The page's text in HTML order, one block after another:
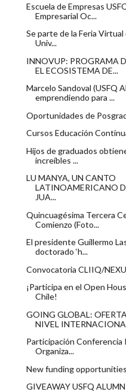
Escuela de Empresas
Empresarial Oc...
Se parte de la Feria
Univ...
INNOVUP: PROGRAMA
EL ECOSISTEMA DE...
Marcelo Sandoval (USFQ
emprendiendo para ...
Oportunidades de
Cursos Educación
Hijos de graduados
increíbles ...
LU MANYA, UN CANTO
LATINOAMERICANO
JUA...
Quincuagésima Tercera
Comienzo (Foto...
El presidente Guillermo
doctorado ‘h...
Convocatoria CLIIQ/
¡Participa en el Open
Chile!
GOING GLOBAL:
NIVEL
Participación Conferencia
Organiza...
New funding
GIVEAWAY USFQ